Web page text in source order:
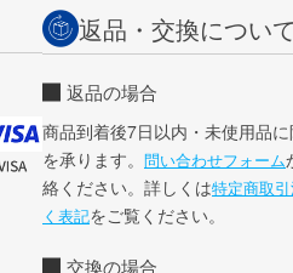
返品・交換について
返品の場合
商品到着後7日以内・未使用品
を承ります。 問い合わせフォーム
絡ください。詳しくは特定商取
く表記をご覧ください。
交換の場合